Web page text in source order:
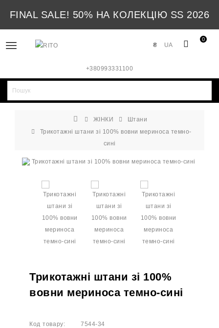
FINAL SALE! 50% НА КОЛЕКЦІЮ SS 2026
0
UA
₴
+380993331100
ЖІНКИ
Штани
Трикотажні штани зі 100% вовни мериноса темно-
сині
Трикотажні штани зі 100%
вовни мериноса темно-сині
Код товару:
7544-34